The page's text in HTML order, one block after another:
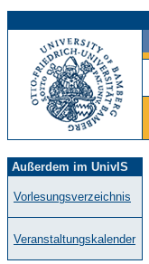
Außerdem im UnivIS
Vorlesungsverzeichnis
Veranstaltungskalender